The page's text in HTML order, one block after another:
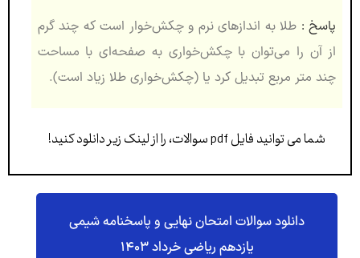
پاسخ : طلا به اندازه‏ای نرم و چکش‏‌خوار است که چند گرم
از آن را می‌‏توان با چکش‌‏خواری به صفحه‏‌ای با مساحت
چند متر مربع تبدیل کرد یا (چکش‏‌خواری طلا زیاد است).
شما می توانید فایل pdf سوالات، را از لینک زیر دانلود کنید!
دانلود سوالات امتحان نهایی و پاسخنامه شیمی
یازدهم ریاضی خرداد ۱۴۰۳